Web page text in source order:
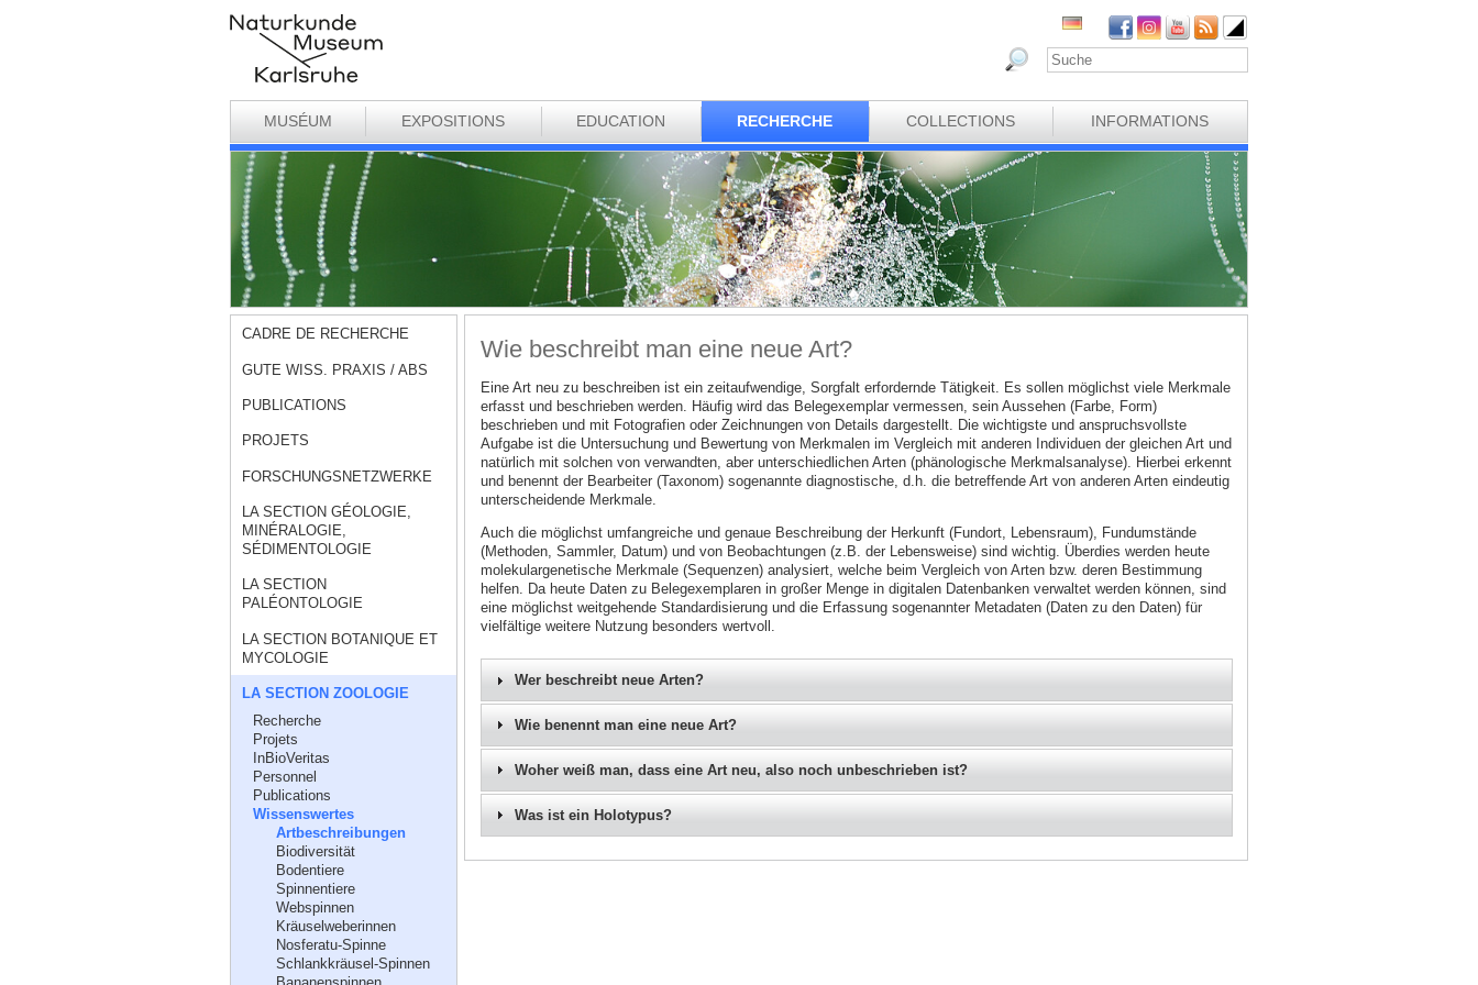
MUSÉUM EXPOSITIONS EDUCATION RECHERCHE COLLECTIONS INFORMATIONS
CADRE DE RECHERCHE
GUTE WISS. PRAXIS / ABS
PUBLICATIONS
PROJETS
FORSCHUNGSNETZWERKE
LA SECTION GÉOLOGIE,
MINÉRALOGIE,
SÉDIMENTOLOGIE
LA SECTION
PALÉONTOLOGIE
LA SECTION BOTANIQUE ET
MYCOLOGIE
LA SECTION ZOOLOGIE
Recherche
Projets
InBioVeritas
Personnel
Publications
Wissenswertes
Artbeschreibungen
Biodiversität
Bodentiere
Spinnentiere
Webspinnen
Kräuselweberinnen
Nosferatu-Spinne
Schlankkräusel-Spinnen
Wie beschreibt man eine neue Art?
Eine Art neu zu beschreiben ist ein zeitaufwendige, Sorgfalt erfordernde Tätigkeit. Es sollen möglichst viele Merkmale
erfasst und beschrieben werden. Häufig wird das Belegexemplar vermessen, sein Aussehen (Farbe, Form)
beschrieben und mit Fotografien oder Zeichnungen von Details dargestellt. Die wichtigste und anspruchsvollste
Aufgabe ist die Untersuchung und Bewertung von Merkmalen im Vergleich mit anderen Individuen der gleichen Art und
natürlich mit solchen von verwandten, aber unterschiedlichen Arten (phänologische Merkmalsanalyse). Hierbei erkennt
und benennt der Bearbeiter (Taxonom) sogenannte diagnostische, d.h. die betreffende Art von anderen Arten eindeutig
unterscheidende Merkmale.
Auch die möglichst umfangreiche und genaue Beschreibung der Herkunft (Fundort, Lebensraum), Fundumstände
(Methoden, Sammler, Datum) und von Beobachtungen (z.B. der Lebensweise) sind wichtig. Überdies werden heute
molekulargenetische Merkmale (Sequenzen) analysiert, welche beim Vergleich von Arten bzw. deren Bestimmung
helfen. Da heute Daten zu Belegexemplaren in großer Menge in digitalen Datenbanken verwaltet werden können, sind
eine möglichst weitgehende Standardisierung und die Erfassung sogenannter Metadaten (Daten zu den Daten) für
vielfältige weitere Nutzung besonders wertvoll.
Wer beschreibt neue Arten?
Wie benennt man eine neue Art?
Woher weiß man, dass eine Art neu, also noch unbeschrieben ist?
Was ist ein Holotypus?